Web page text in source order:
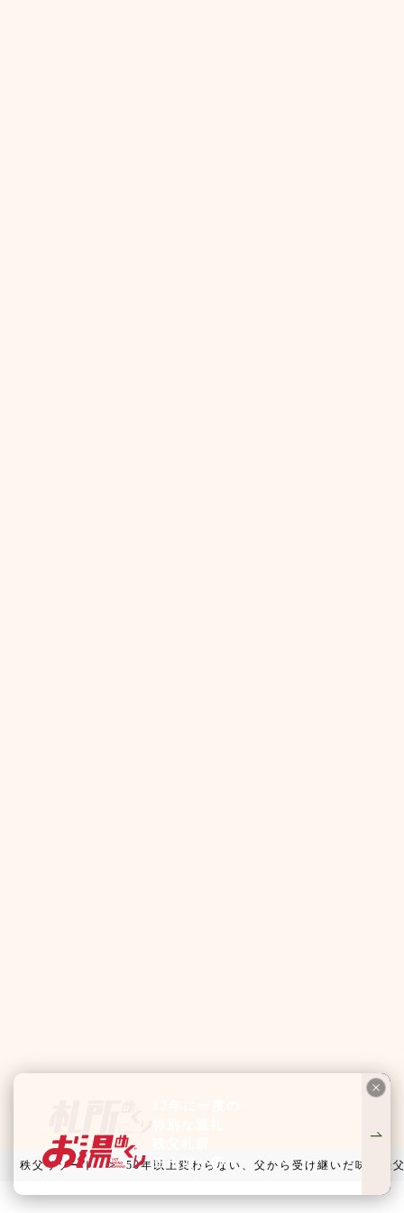
三十四ヶ所へ
秩父リゾート > 50年以上変わらない、父から受け継いだ味「秩